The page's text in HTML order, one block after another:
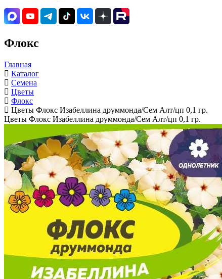
Флокс
Главная
Каталог
Семена
Цветы
Флокс
Цветы Флокс Изабеллина друммонда/Сем Алт/цп 0,1 гр.
Цветы Флокс Изабеллина друммонда/Сем Алт/цп 0,1 гр.